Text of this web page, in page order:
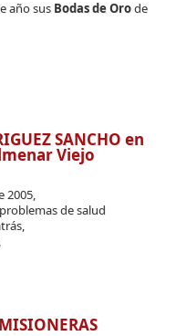
año sus Bodas de Orode
SANCHO en
Viejo
2005,
de salud